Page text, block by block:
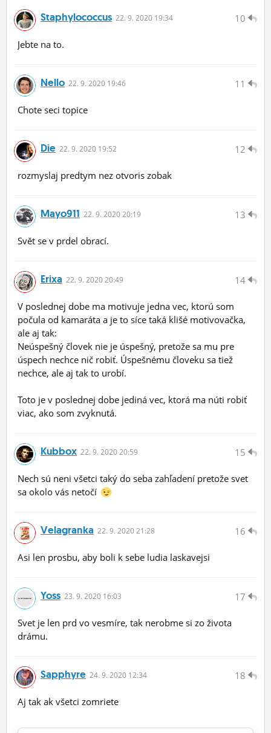
10
Staphylococcus 22. 9. 2020 19:34
Jebte na to.
11
Nello 22. 9. 2020 19:46
Chote seci topice
12
Die 22. 9. 2020 19:52
rozmyslaj predtym nez otvoris zobak
13
Mayo911 22. 9. 2020 20:19
Svět se v prdel obrací.
14
Erixa 22. 9. 2020 20:49
V poslednej dobe ma motivuje jedna vec, ktorú som
počula od kamaráta a je to síce taká klišé motivovačka,
ale aj tak:
Neúspešný človek nie je úspešný, pretože sa mu pre
úspech nechce nič robiť. Úspešnému človeku sa tiež
nechce, ale aj tak to urobí.
Toto je v poslednej dobe jediná vec, ktorá ma núti robiť
viac, ako som zvyknutá.
15
Kubbox 22. 9. 2020 20:59
Nech sú neni všetci taký do seba zahľadení pretože svet
sa okolo vás netočí
16
Velagranka 22. 9. 2020 21:28
Asi len prosbu, aby boli k sebe ludia laskavejsi
17
Yoss 23. 9. 2020 16:03
Svet je len prd vo vesmíre, tak nerobme si zo života
drámu.
18
Sapphyre 24. 9. 2020 12:34
Aj tak ak všetci zomriete